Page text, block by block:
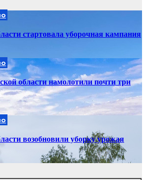
стартовала уборочная кампания
области намолотили почти три
возобновили уборку урожая